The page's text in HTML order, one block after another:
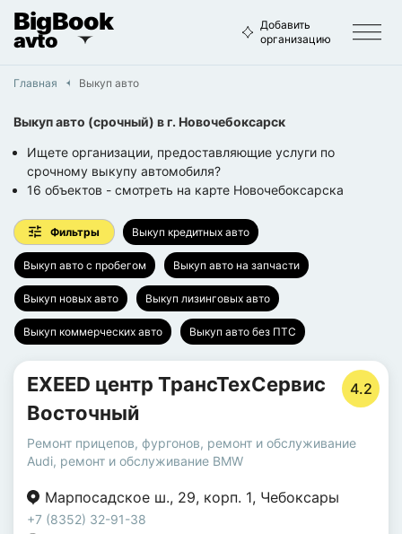
BigBook
avto
Добавить
организацию
Главная Выкуп авто
Выкуп авто (срочный) в г. Новочебоксарск
Ищете организации, предоставляющие услуги по
срочному выкупу автомобиля?
16 объектов - смотреть на карте Новочебоксарска
Фильтры Выкуп кредитных авто
Выкуп авто с пробегом Выкуп авто на запчасти
Выкуп новых авто Выкуп лизинговых авто
Выкуп коммерческих авто Выкуп авто без ПТС
EXEED центр ТрансТехСервис
Восточный
4.2
Ремонт прицепов, фургонов, ремонт и обслуживание
Audi, ремонт и обслуживание BMW
Марпосадское ш., 29, корп. 1, Чебоксары
+7 (8352) 32-91-38